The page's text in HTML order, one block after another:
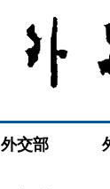
外交部